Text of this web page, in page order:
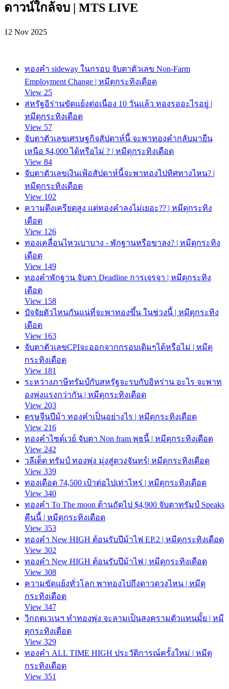
ดาวน์ใกล้จบ | MTS LIVE
12 Nov 2025
ทองคำ sideway ในกรอบ จับตาตัวเลข Non-Farm
Employment Change | หมีดุกระทิงเดือด
View 25
สหรัฐอิร่านขัดแย้งต่อเนื่อง 10 วันแล้ว ทองรออะไรอยู่ |
หมีดุกระทิงเดือด
View 57
จับตาตัวเลขเศรษฐกิจสัปดาห์นี้ จะพาทองคำกลับมายืน
เหนือ $4,000 ได้หรือไม่ ? | หมีดุกระทิงเดือด
View 84
จับตาตัวเลขเงินเฟ้อสัปดาห์นี้จะพาทองไปทิศทางไหน? |
หมีดุกระทิงเดือด
View 102
ความตึงเครียดสูง แต่ทองคำลงไม่เยอะ?? | หมีดุกระทิง
เดือด
View 126
ทองเคลื่อนไหวเบาบาง - พักฐานหรือขาลง? | หมีดุกระทิง
เดือด
View 149
ทองคำพักฐาน จับตา Deadline การเจรจา | หมีดุกระทิง
เดือด
View 158
ปัจจัยตัวไหนกันแน่ที่จะพาทองขึ้น ในช่วงนี้ | หมีดุกระทิง
เดือด
View 163
จับตาตัวเลขCPIจะออกจากกรอบเดิมๆได้หรือไม่ | หมีดุ
กระทิงเดือด
View 181
ระหว่างภาษีทรัมป์กับสหรัฐจะรบกับอิหร่าน อะไร จะพาท
องพุ่งแรงกว่ากัน | หมีดุกระทิงเดือด
View 203
ตรุษจีนปีม้า ทองคำเป็นอย่างไร | หมีดุกระทิงเดือด
View 216
ทองคำไซด์เวย์ จับตา Non fram พุธนี้ | หมีดุกระทิงเดือด
View 242
วลีเด็ด ทรัมป์ ทองพุ่ง มุ่งสู่ดวงจันทร์| หมีดุกระทิงเดือด
View 339
ทองเดือด 74,500 เป้าต่อไปเท่าไหร่ | หมีดุกระทิงเดือด
View 340
ทองคำ To The moon ต้านถัดไป $4,900 จับตาทรัมป์ Speaks
คืนนี้ | หมีดุกระทิงเดือด
View 353
ทองคำ New HIGH ต้อนรับปีม้าไฟ EP.2 | หมีดุกระทิงเดือด
View 302
ทองคำ New HIGH ต้อนรับปีม้าไฟ | หมีดุกระทิงเดือด
View 308
ความขัดแย้งทั่วโลก พาทองไปถึงดาวดวงไหน | หมีดุ
กระทิงเดือด
View 347
วิกฤตเวเนฯ ทำทองพุ่ง จะลามเป็นสงครามตัวแทนมั้ย | หมี
ดุกระทิงเดือด
View 329
ทองคำ ALL TIME HIGH ประวัติการณ์ครั้งใหม่ | หมีดุ
กระทิงเดือด
View 351